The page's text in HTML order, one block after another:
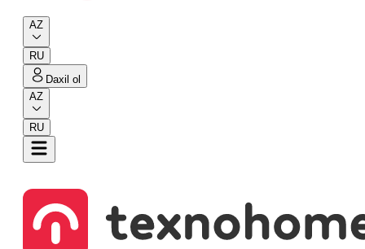
AZ
RU
Daxil ol
AZ
RU